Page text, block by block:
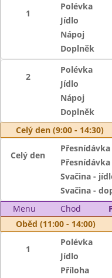
1
Polévka
Jídlo
Nápoj
Doplněk
2
Polévka
Jídlo
Nápoj
Doplněk
Celý den (9:00 - 14:30)
Celý den
Svačina -
Svačina -
Menu
Chod
Oběd (11:00 - 14:00)
1
Polévka
Jídlo
Příloha